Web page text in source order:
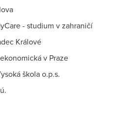
- studium v zahraničí
Králové
v Praze
škola o.p.s.